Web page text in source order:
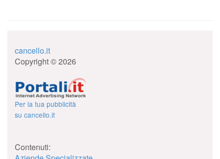
cancello.it
Copyright © 2026
Per la tua pubblicità
su cancello.it
Contenuti: